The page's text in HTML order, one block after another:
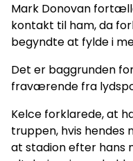
Mark Donovan
kontakt til ham, da
begyndte at fylde i
Det er baggrunden
fraværende fra
Kelce forklarede, at
truppen, hvis hendes
at stadion efter hans